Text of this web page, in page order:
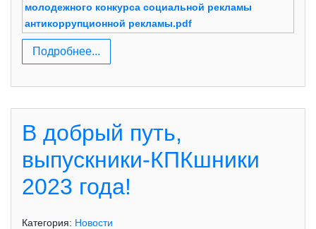
молодежного конкурса социальной рекламы
антикоррупционной рекламы.pdf
Подробнее...
В добрый путь,
выпускники-КПКшники
2023 года!
Категория: Новости